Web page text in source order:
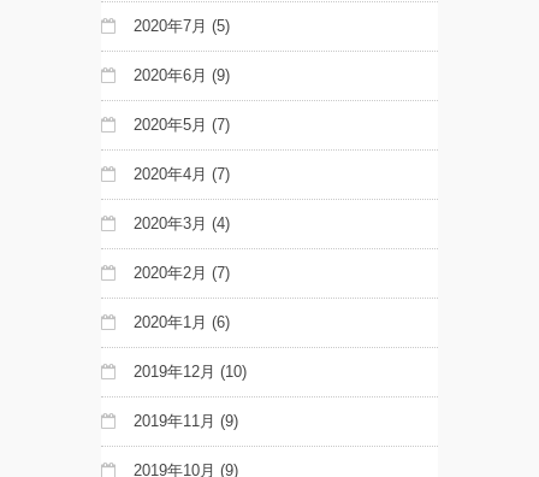
2020年7月 (5)
2020年6月 (9)
2020年5月 (7)
2020年4月 (7)
2020年3月 (4)
2020年2月 (7)
2020年1月 (6)
2019年12月 (10)
2019年11月 (9)
2019年10月 (9)